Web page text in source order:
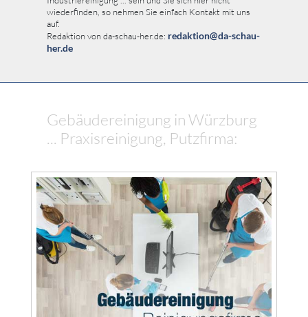
wiederfinden, so nehmen Sie einfach Kontakt mit uns
auf.
Redaktion von da-schau-her.de: redaktion@da-schau-
her.de
Gebäudereinigung in Würzburg
... Praxisreinigung, Putzfirma: